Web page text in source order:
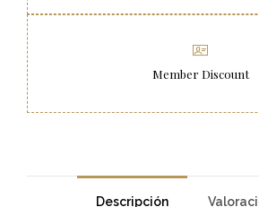
Member Discount
Descripción